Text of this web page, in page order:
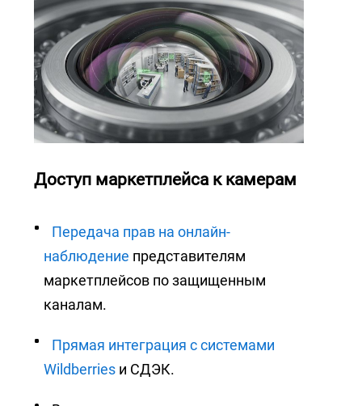
Доступ маркетплейса к камерам
Передача прав на онлайн-
наблюдение представителям
маркетплейсов по защищенным
каналам.
Прямая интеграция с системами
Wildberries и СДЭК.